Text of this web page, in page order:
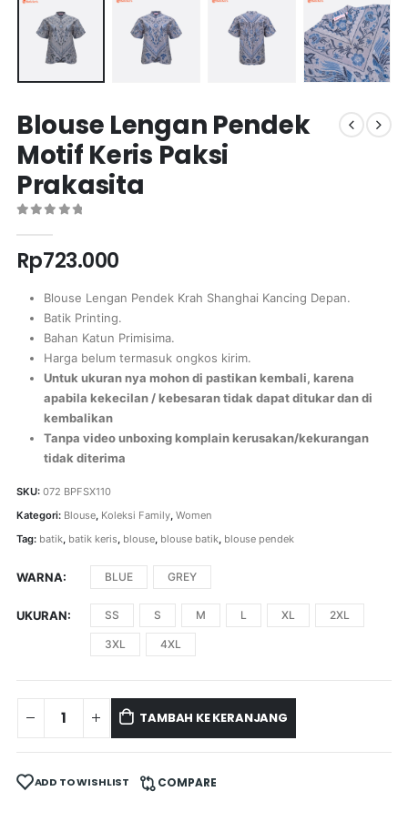
Blouse Lengan Pendek
Motif Keris Paksi
Prakasita
Rp723.000
Blouse Lengan Pendek Krah Shanghai Kancing Depan.
Batik Printing.
Bahan Katun Primisima.
Harga belum termasuk ongkos kirim.
Untuk ukuran nya mohon di pastikan kembali, karena
apabila kekecilan / kebesaran tidak dapat ditukar dan di
kembalikan
Tanpa video unboxing komplain kerusakan/kekurangan
tidak diterima
SKU: 072 BPFSX110
Kategori: Blouse, Koleksi Family, Women
Tag: batik, batik keris, blouse, blouse batik, blouse pendek
WARNA BLUE GREY
UKURAN SS S M L XL 2XL
3XL 4XL
TAMBAH KE KERANJANG
ADD TO WISHLIST COMPARE